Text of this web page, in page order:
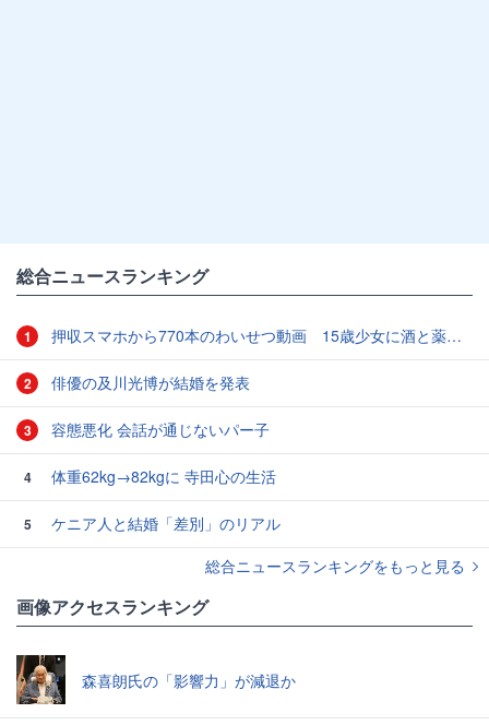
総合ニュースランキング
1 押収スマホから770本のわいせつ動画 15歳少女に酒と薬飲ませ性的暴行か 54歳男を再逮捕 「薬もありますよ」とSNSで誘い出し
2 俳優の及川光博が結婚を発表
3 容態悪化 会話が通じないパー子
4 体重62kg→82kgに 寺田心の生活
5
ケニア人と結婚「差別」のリアル
総合ニュースランキングをもっと見る
画像アクセスランキング
森喜朗氏の「影響力」が減退か